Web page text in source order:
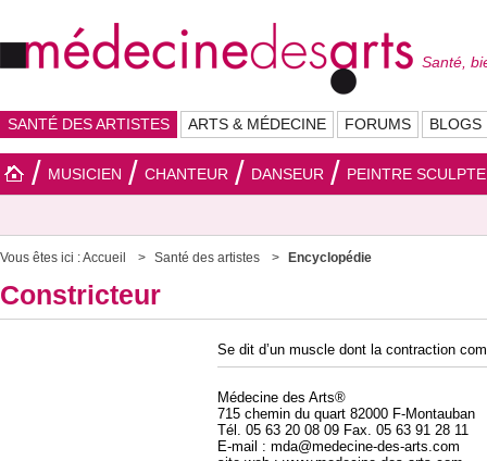
Santé,
SANTÉ DES ARTISTES ARTS & MÉDECINE FORUMS BLOGS
MUSICIEN CHANTEUR DANSEUR PEINTRE
Vous êtes ici :Accueil Santé des artistes Encyclopédie
Constricteur
Se dit d’un muscle dont la contraction
Médecine des Arts®
715 chemin du quart 82000 F-Montauban
Tél. 05 63 20 08 09 Fax. 05 63 91 28 11
E-mail : mda@medecine-des-arts.com